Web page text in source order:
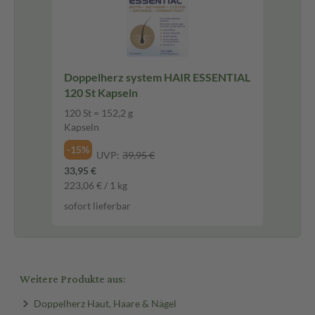
Doppelherz system HAIR ESSENTIAL
120 St Kapseln
120 St = 152,2 g
Kapseln
-15%
UVP: 39,95 €
33,95 €
223,06 € / 1 kg
sofort lieferbar
Weitere Produkte aus:
Doppelherz Haut, Haare & Nägel